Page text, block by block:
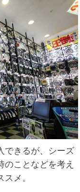
できるが、シーズ
のことなどを考え
メ。